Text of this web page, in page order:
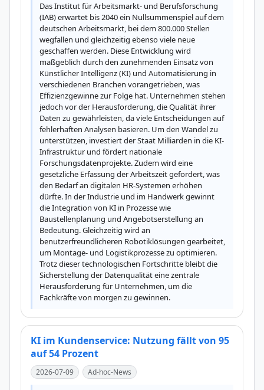
Das Institut für Arbeitsmarkt- und Berufsforschung
(IAB) erwartet bis 2040 ein Nullsummenspiel auf dem
deutschen Arbeitsmarkt, bei dem 800.000 Stellen
wegfallen und gleichzeitig ebenso viele neue
geschaffen werden. Diese Entwicklung wird
maßgeblich durch den zunehmenden Einsatz von
Künstlicher Intelligenz (KI) und Automatisierung in
verschiedenen Branchen vorangetrieben, was
Effizienzgewinne zur Folge hat. Unternehmen stehen
jedoch vor der Herausforderung, die Qualität ihrer
Daten zu gewährleisten, da viele Entscheidungen auf
fehlerhaften Analysen basieren. Um den Wandel zu
unterstützen, investiert der Staat Milliarden in die KI-
Infrastruktur und fördert nationale
Forschungsdatenprojekte. Zudem wird eine
gesetzliche Erfassung der Arbeitszeit gefordert, was
den Bedarf an digitalen HR-Systemen erhöhen
dürfte. In der Industrie und im Handwerk gewinnt
die Integration von KI in Prozesse wie
Baustellenplanung und Angebotserstellung an
Bedeutung. Gleichzeitig wird an
benutzerfreundlicheren Robotiklösungen gearbeitet,
um Montage- und Logistikprozesse zu optimieren.
Trotz dieser technologischen Fortschritte bleibt die
Sicherstellung der Datenqualität eine zentrale
Herausforderung für Unternehmen, um die
Fachkräfte von morgen zu gewinnen.
KI im Kundenservice: Nutzung fällt von 95
auf 54 Prozent
2026-07-09 Ad-hoc-News